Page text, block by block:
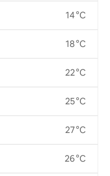
14 °C
18 °C
22 °C
25 °C
27 °C
26 °C